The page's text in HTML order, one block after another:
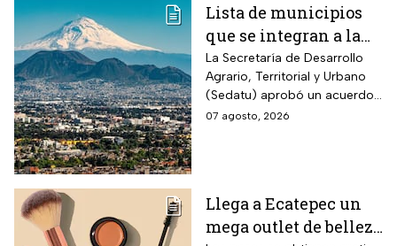
Lista de municipios
que se integran a la
Zona Metropolitana
del Valle de México
La Secretaría de Desarrollo
Agrario, Territorial y Urbano
(Sedatu) aprobó un acuerdo
para que se integren más
07 agosto, 2026
Llega a Ecatepec un
mega outlet de belleza